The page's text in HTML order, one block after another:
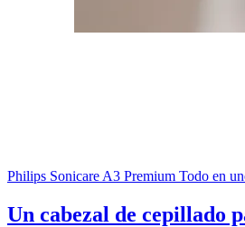
Philips Sonicare A3 Premium Todo en
Un cabezal de cepillado